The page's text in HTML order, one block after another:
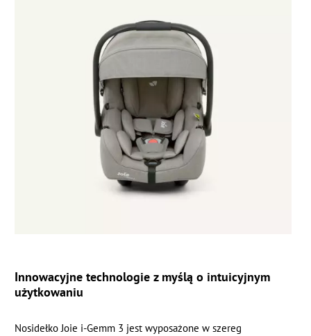
Innowacyjne technologie z myślą o intuicyjnym
użytkowaniu
Nosidełko Joie i-Gemm 3 jest wyposażone w szereg